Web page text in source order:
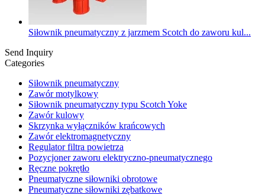
Siłownik pneumatyczny z jarzmem Scotch do zaworu kul...
Send Inquiry
Categories
Siłownik pneumatyczny
Zawór motylkowy
Siłownik pneumatyczny typu Scotch Yoke
Zawór kulowy
Skrzynka wyłączników krańcowych
Zawór elektromagnetyczny
Regulator filtra powietrza
Pozycjoner zaworu elektryczno-pneumatycznego
Ręczne pokrętło
Pneumatyczne siłowniki obrotowe
Pneumatyczne siłowniki zębatkowe